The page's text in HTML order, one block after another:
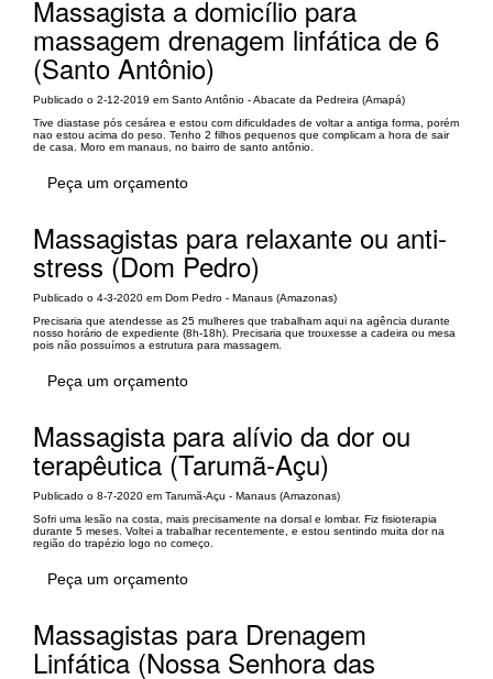
Massagista a domicílio para
massagem drenagem linfática de 6
(Santo Antônio)
Publicado o 2-12-2019 em Santo Antônio - Abacate da Pedreira (Amapá)
Tive diastase pós cesárea e estou com dificuldades de voltar a antiga forma, porém
nao estou acima do peso. Tenho 2 filhos pequenos que complicam a hora de sair
de casa. Moro em manaus, no bairro de santo antônio.
Peça um orçamento
Massagistas para relaxante ou anti-
stress (Dom Pedro)
Publicado o 4-3-2020 em Dom Pedro - Manaus (Amazonas)
Precisaria que atendesse as 25 mulheres que trabalham aqui na agência durante
nosso horário de expediente (8h-18h). Precisaria que trouxesse a cadeira ou mesa
pois não possuímos a estrutura para massagem.
Peça um orçamento
Massagista para alívio da dor ou
terapêutica (Tarumã-Açu)
Publicado o 8-7-2020 em Tarumã-Açu - Manaus (Amazonas)
Sofri uma lesão na costa, mais precisamente na dorsal e lombar. Fiz fisioterapia
durante 5 meses. Voltei a trabalhar recentemente, e estou sentindo muita dor na
região do trapézio logo no começo.
Peça um orçamento
Massagistas para Drenagem
Linfática (Nossa Senhora das